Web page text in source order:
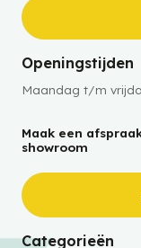
Openingstijden
Maandag t/m
Maak een
showroom
Categorieën